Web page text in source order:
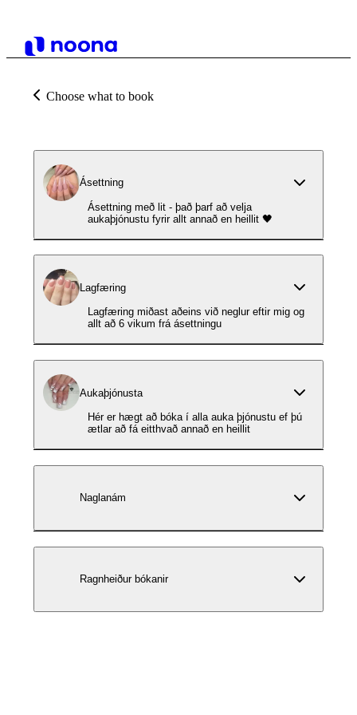
Choose what to book
Ásettning
Ásettning með lit - það þarf að velja
aukaþjónustu fyrir allt annað en heillit 🖤
Lagfæring
Lagfæring miðast aðeins við neglur eftir mig og
allt að 6 vikum frá ásettningu
Aukaþjónusta
Hér er hægt að bóka í alla auka þjónustu ef þú
ætlar að fá eitthvað annað en heillit
Naglanám
Ragnheiður bókanir